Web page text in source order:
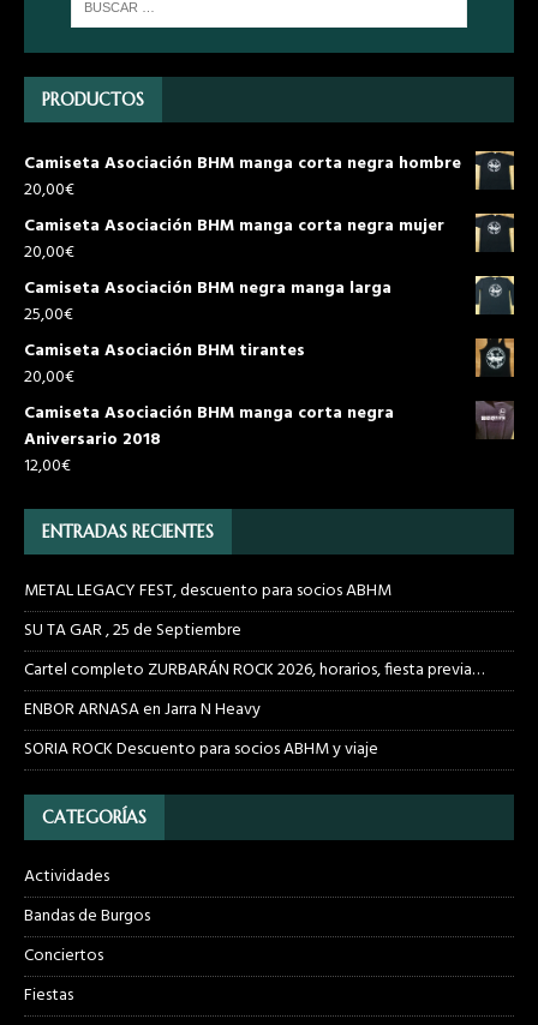
PRODUCTOS
Camiseta Asociación BHM manga corta negra hombre
20,00€
Camiseta Asociación BHM manga corta negra mujer
20,00€
Camiseta Asociación BHM negra manga larga
25,00€
Camiseta Asociación BHM tirantes
20,00€
Camiseta Asociación BHM manga corta negra
Aniversario 2018
12,00€
ENTRADAS RECIENTES
METAL LEGACY FEST, descuento para socios ABHM
SU TA GAR , 25 de Septiembre
Cartel completo ZURBARÁN ROCK 2026, horarios, fiesta previa…
ENBOR ARNASA en Jarra N Heavy
SORIA ROCK Descuento para socios ABHM y viaje
CATEGORÍAS
Actividades
Bandas de Burgos
Conciertos
Fiestas